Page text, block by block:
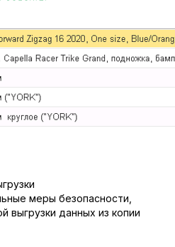
меры безопасности,
выгрузки данных из копии